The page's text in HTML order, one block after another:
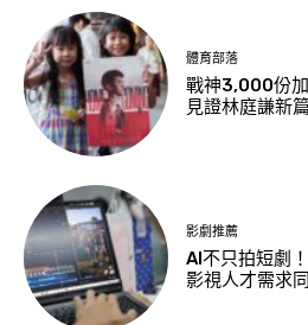
體育部落
戰神3,000份
見證林庭謙新
影劇推薦
AI不只拍短劇
影視人才需求